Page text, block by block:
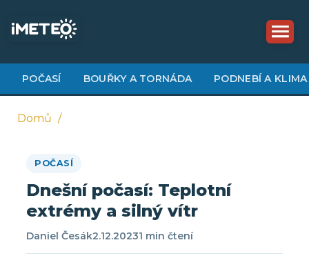
obsahu
POČASÍ BOUŘKY A TORNÁDA PODNEBÍ A KLIMA
navigace
Domů
POČASÍ
Dnešní počasí: Teplotní
extrémy a silný vítr
Daniel Česák2.12.20231 min čtení